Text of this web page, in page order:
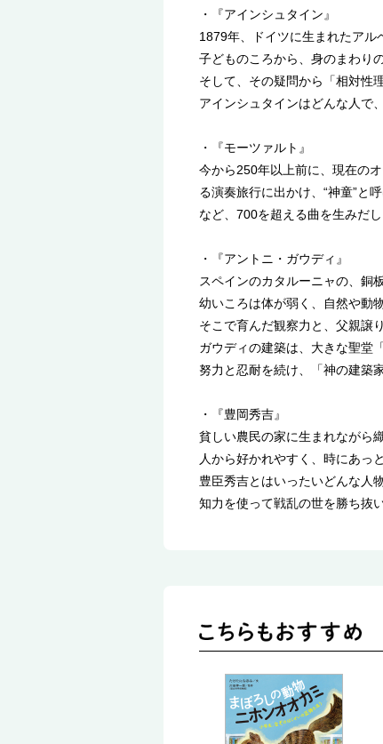
・『アインシュタイン』
1879年、ドイツに生まれたアル
子どものころから、身のまわり
そして、その疑問から「相対性
アインシュタインはどんな人で
・『モーツァルト』
今から250年以上前に、現在の
る演奏旅行に出かけ、“神童”と
など、700を超える曲を生みだ
・『アントニ・ガウディ』
スペインのカタルーニャの、銅
幼いころは体が弱く、自然や動
そこで育んだ観察力と、父親譲
ガウディの建築は、大きな聖堂
努力と忍耐を続け、「神の建築
・『豊岡秀吉』
貧しい農民の家に生まれながら
人から好かれやすく、時にあっ
豊臣秀吉とはいったいどんな人
知力を使って戦乱の世を勝ち抜